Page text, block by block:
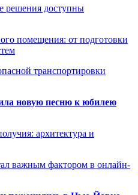
решения доступны
помещения: от подготовки
транспортировки
новую песню к юбилею
архитектура и
важным фактором в онлайн-